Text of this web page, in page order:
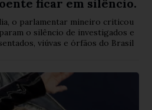
ficar em silêncio.
o parlamentar mineiro criticou
o silêncio de investigados e
viúvas e órfãos do Brasil